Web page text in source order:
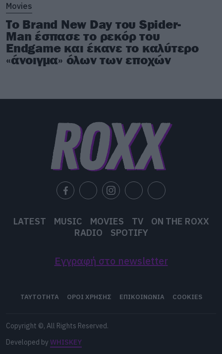
Movies
Το Brand New Day του Spider-
Man έσπασε το ρεκόρ του
Endgame και έκανε το καλύτερο
«άνοιγμα» όλων των εποχών
LATEST MUSIC MOVIES TV
ON THE ROXX
RADIO
SPOTIFY
Εγγραφή στο newsletter
ΤΑΥΤΟΤΗΤΑ ΟΡΟΙ ΧΡΗΣΗΣ ΕΠΙΚΟΙΝΩΝΙΑ COOKIES
Copyright ©, All Rights Reserved.
Developed by WHISKEY